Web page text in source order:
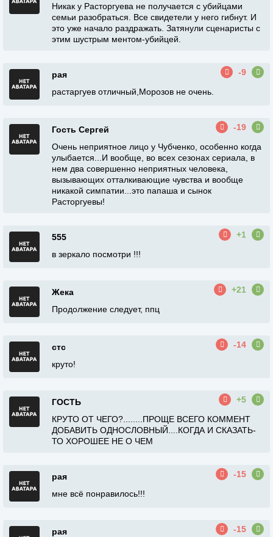
Никак у Расторгуева не получается с убийцами
семьи разобраться. Все свидетели у него гибнут. И
это уже начало раздражать. Затянули сценаристы с
этим шустрым ментом-убийцей.
рая
-9
растаргуев отличный,Морозов не очень.
Гость Сергей
-19
Очень неприятное лицо у Чубченко, особенно когда
улыбается...И вообще, во всех сезонах сериала, в
нем два совершенно неприятных человека,
вызывающих отталкивающие чувства и вообще
никакой симпатии...это папаша и сынок
Расторгуевы!
555
+1
в зеркало посмотри !!!
Жека
+21
Продолжение следует, ппц
стс
-14
круто!
ГОСТЬ
+5
КРУТО ОТ ЧЕГО?........ПРОЩЕ ВСЕГО КОММЕНТ
ДОБАВИТЬ ОДНОСЛОВНЫЙ....КОГДА И СКАЗАТЬ-
ТО ХОРОШЕЕ НЕ О ЧЕМ
рая
-15
мне всё понравилось!!!
рая
-15